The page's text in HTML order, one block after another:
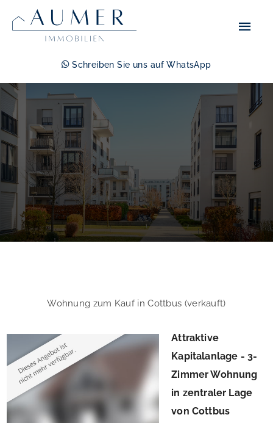
Schreiben Sie uns auf WhatsApp
Wohnung zum Kauf in Cottbus (verkauft)
Attraktive
Kapitalanlage - 3-
Zimmer Wohnung
in zentraler Lage
von Cottbus